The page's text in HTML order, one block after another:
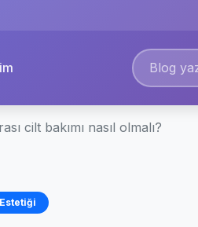
cilt bakımı nasıl olmalı?